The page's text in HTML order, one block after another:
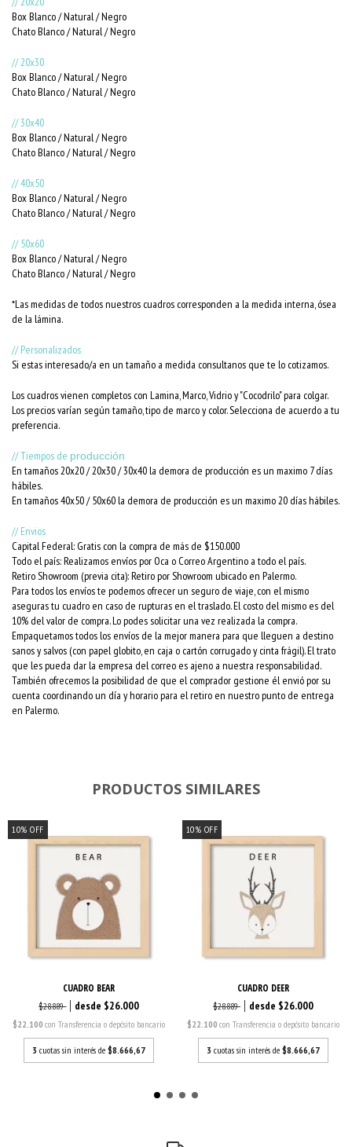
Box Blanco / Natural / Negro
Chato Blanco / Natural / Negro
// 20x30
Box Blanco / Natural / Negro
Chato Blanco / Natural / Negro
// 30x40
Box Blanco / Natural / Negro
Chato Blanco / Natural / Negro
// 40x50
Box Blanco / Natural / Negro
Chato Blanco / Natural / Negro
// 50x60
Box Blanco / Natural / Negro
Chato Blanco / Natural / Negro
*Las medidas de todos nuestros cuadros corresponden a la medida interna, ósea
de la lámina.
// Personalizados
Si estas interesado/a en un tamaño a medida consultanos que te lo cotizamos.
Los cuadros vienen completos con Lamina, Marco, Vidrio y "Cocodrilo" para colgar.
Los precios varían según tamaño, tipo de marco y color. Selecciona de acuerdo a tu
preferencia.
// Tiempos de producción
En tamaños 20x20 / 20x30 / 30x40 la demora de producción es un maximo 7 días
hábiles.
En tamaños 40x50 / 50x60 la demora de producción es un maximo 20 días hábiles.
// Envios
Capital Federal: Gratis con la compra de más de $150.000
Todo el país: Realizamos envíos por Oca o Correo Argentino a todo el país.
Retiro Showroom (previa cita): Retiro por Showroom ubicado en Palermo.
Para todos los envíos te podemos ofrecer un seguro de viaje, con el mismo
aseguras tu cuadro en caso de rupturas en el traslado. El costo del mismo es del
10% del valor de compra. Lo podes solicitar una vez realizada la compra.
Empaquetamos todos los envíos de la mejor manera para que lleguen a destino
sanos y salvos (con papel globito, en caja o cartón corrugado y cinta frágil). El trato
que les pueda dar la empresa del correo es ajeno a nuestra responsabilidad.
También ofrecemos la posibilidad de que el comprador gestione él envió por su
cuenta coordinando un día y horario para el retiro en nuestro punto de entrega
en Palermo.
PRODUCTOS SIMILARES
10% OFF
CUADRO BEAR
$28.889 $26.000
$22.100con Transferencia o depósito bancario
3 cuotas sin interés de$8.666,67
10% OFF
CUADRO DEER
$28.889 $26.000
$22.100 con Transferencia o depósito bancario
3 cuotas sin interés de $8.666,67